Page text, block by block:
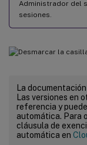
Administrador del
sesiones.
La
Las versiones en
referencia y
automática. Para
cláusula de
automática en